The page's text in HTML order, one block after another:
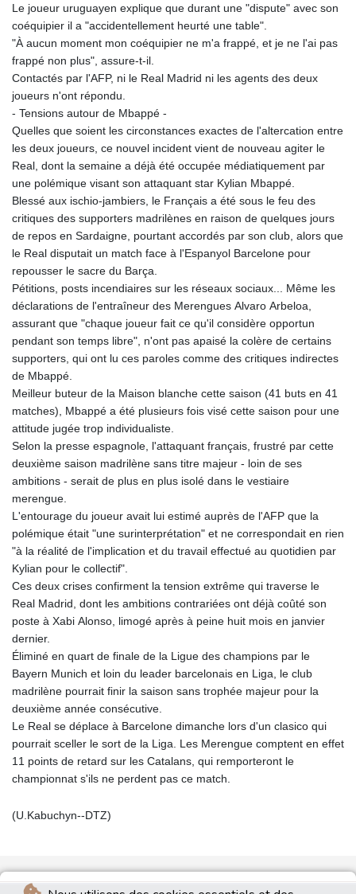
Le joueur uruguayen explique que durant une "dispute" avec son
coéquipier il a "accidentellement heurté une table".
"À aucun moment mon coéquipier ne m'a frappé, et je ne l'ai pas
frappé non plus", assure-t-il.
Contactés par l'AFP, ni le Real Madrid ni les agents des deux
joueurs n'ont répondu.
- Tensions autour de Mbappé -
Quelles que soient les circonstances exactes de l'altercation entre
les deux joueurs, ce nouvel incident vient de nouveau agiter le
Real, dont la semaine a déjà été occupée médiatiquement par
une polémique visant son attaquant star Kylian Mbappé.
Blessé aux ischio-jambiers, le Français a été sous le feu des
critiques des supporters madrilènes en raison de quelques jours
de repos en Sardaigne, pourtant accordés par son club, alors que
le Real disputait un match face à l'Espanyol Barcelone pour
repousser le sacre du Barça.
Pétitions, posts incendiaires sur les réseaux sociaux... Même les
déclarations de l'entraîneur des Merengues Alvaro Arbeloa,
assurant que "chaque joueur fait ce qu'il considère opportun
pendant son temps libre", n'ont pas apaisé la colère de certains
supporters, qui ont lu ces paroles comme des critiques indirectes
de Mbappé.
Meilleur buteur de la Maison blanche cette saison (41 buts en 41
matches), Mbappé a été plusieurs fois visé cette saison pour une
attitude jugée trop individualiste.
Selon la presse espagnole, l'attaquant français, frustré par cette
deuxième saison madrilène sans titre majeur - loin de ses
ambitions - serait de plus en plus isolé dans le vestiaire
merengue.
L'entourage du joueur avait lui estimé auprès de l'AFP que la
polémique était "une surinterprétation" et ne correspondait en rien
"à la réalité de l'implication et du travail effectué au quotidien par
Kylian pour le collectif".
Ces deux crises confirment la tension extrême qui traverse le
Real Madrid, dont les ambitions contrariées ont déjà coûté son
poste à Xabi Alonso, limogé après à peine huit mois en janvier
dernier.
Éliminé en quart de finale de la Ligue des champions par le
Bayern Munich et loin du leader barcelonais en Liga, le club
madrilène pourrait finir la saison sans trophée majeur pour la
deuxième année consécutive.
Le Real se déplace à Barcelone dimanche lors d'un clasico qui
pourrait sceller le sort de la Liga. Les Merengue comptent en effet
11 points de retard sur les Catalans, qui remporteront le
championnat s'ils ne perdent pas ce match.
(U.Kabuchyn--DTZ)